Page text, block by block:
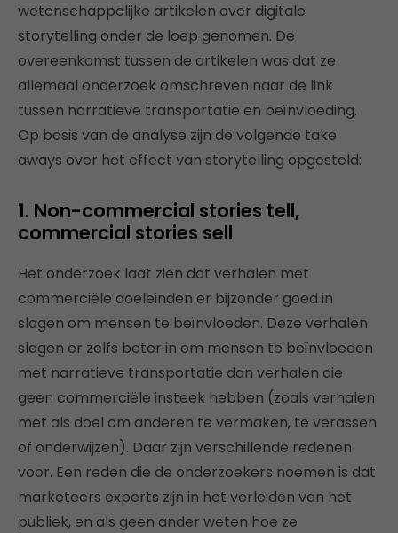
wetenschappelijke artikelen over digitale
storytelling onder de loep genomen. De
overeenkomst tussen de artikelen was dat ze
allemaal onderzoek omschreven naar de link
tussen narratieve transportatie en beïnvloeding.
Op basis van de analyse zijn de volgende take
aways over het effect van storytelling opgesteld:
1. Non-commercial stories tell,
commercial stories sell
Het onderzoek laat zien dat verhalen met
commerciële doeleinden er bijzonder goed in
slagen om mensen te beïnvloeden. Deze verhalen
slagen er zelfs beter in om mensen te beïnvloeden
met narratieve transportatie dan verhalen die
geen commerciële insteek hebben (zoals verhalen
met als doel om anderen te vermaken, te verassen
of onderwijzen). Daar zijn verschillende redenen
voor. Een reden die de onderzoekers noemen is dat
marketeers experts zijn in het verleiden van het
publiek, en als geen ander weten hoe ze